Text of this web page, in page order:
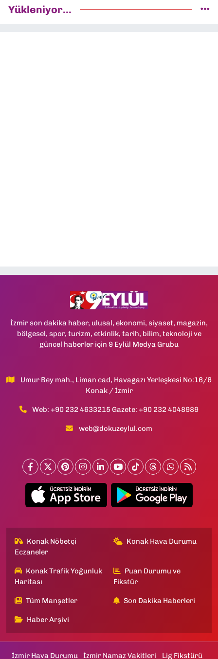
Yükleniyor...
İzmir son dakika haber, ulusal, ekonomi, siyaset, magazin,
bölgesel, spor, turizm, etkinlik, tarih, bilim, teknoloji ve
güncel haberler için 9 Eylül Medya Grubu
Umur Bey mah., Liman cad, Havagazı Yerleşkesi No:16/6
Konak / İzmir
Web: +90 232 4633215 Gazete: +90 232 4048989
web@dokuzeylul.com
Konak Nöbetçi
Eczaneler
Konak Hava Durumu
Konak Trafik Yoğunluk
Haritası
Puan Durumu ve
Fikstür
Tüm Manşetler Son Dakika Haberleri
Haber Arşivi
İzmir Hava Durumu İzmir Namaz Vakitleri Lig Fikstürü